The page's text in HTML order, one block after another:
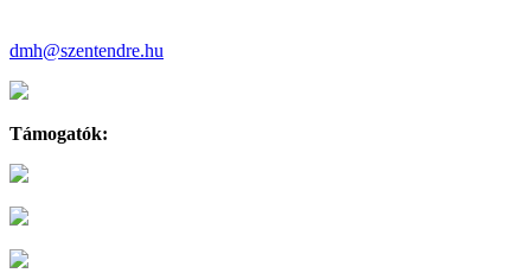
dmh@szentendre.hu
Támogatók: